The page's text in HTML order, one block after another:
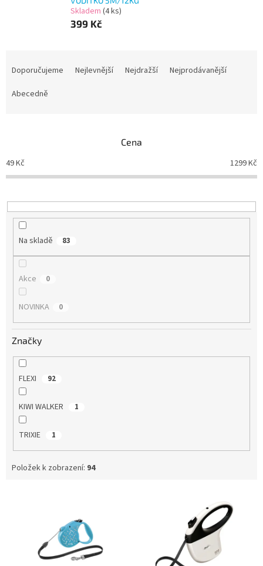
Skladem (4 ks)
399 Kč
o
d
k
t
Doporučujeme Nejlevnější Nejdražší
Nejprodávanější
Abecedně
Cena
49Kč 1299Kč
Na skladě 83
Akce 0
NOVINKA 0
Značky
FLEXI 92
KIWI WALKER 1
TRIXIE 1
Položek k zobrazení: 94